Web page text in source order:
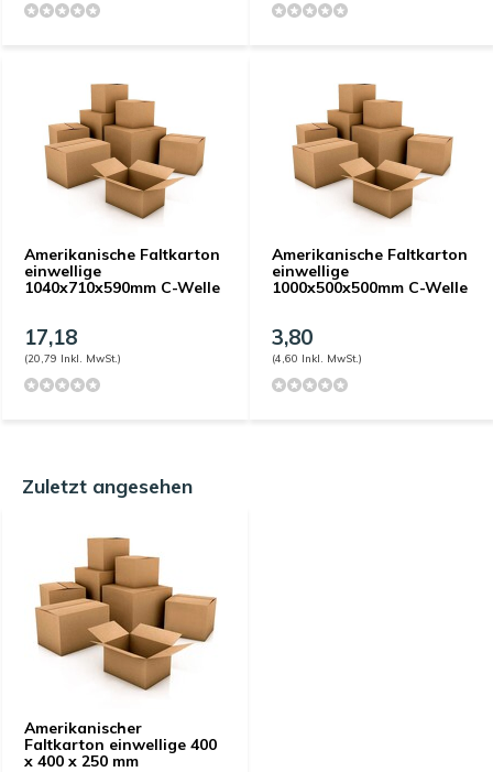
Amerikanische Faltkarton
einwellige
1040x710x590mm C-Welle
17,18
(20,79 Inkl. MwSt.)
Amerikanische Faltkarton
einwellige
1000x500x500mm C-Welle
3,80
(4,60 Inkl. MwSt.)
Zuletzt angesehen
Amerikanischer
Faltkarton einwellige 400
x 400 x 250 mm